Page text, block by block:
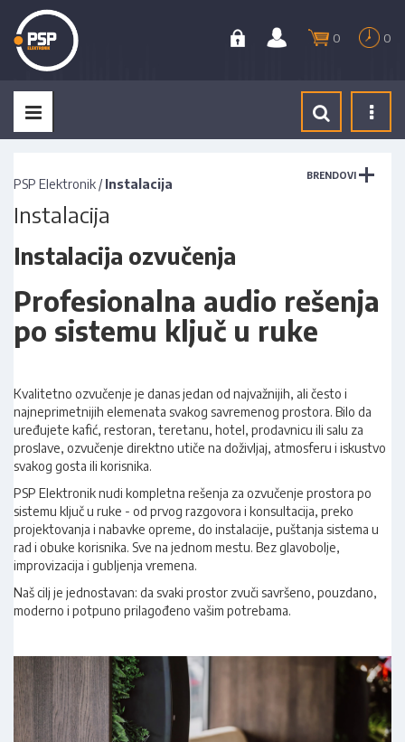
0 0
BRENDOVI
PSP Elektronik / Instalacija
Instalacija
Instalacija ozvučenja
Profesionalna audio rešenja
po sistemu ključ u ruke
Kvalitetno ozvučenje je danas jedan od najvažnijih, ali često i
najneprimetnijih elemenata svakog savremenog prostora. Bilo da
uređujete kafić, restoran, teretanu, hotel, prodavnicu ili salu za
proslave, ozvučenje direktno utiče na doživljaj, atmosferu i iskustvo
svakog gosta ili korisnika.
PSP Elektronik nudi kompletna rešenja za ozvučenje prostora po
sistemu ključ u ruke - od prvog razgovora i konsultacija, preko
projektovanja i nabavke opreme, do instalacije, puštanja sistema u
rad i obuke korisnika. Sve na jednom mestu. Bez glavobolje,
improvizacija i gubljenja vremena.
Naš cilj je jednostavan: da svaki prostor zvuči savršeno, pouzdano,
moderno i potpuno prilagođeno vašim potrebama.